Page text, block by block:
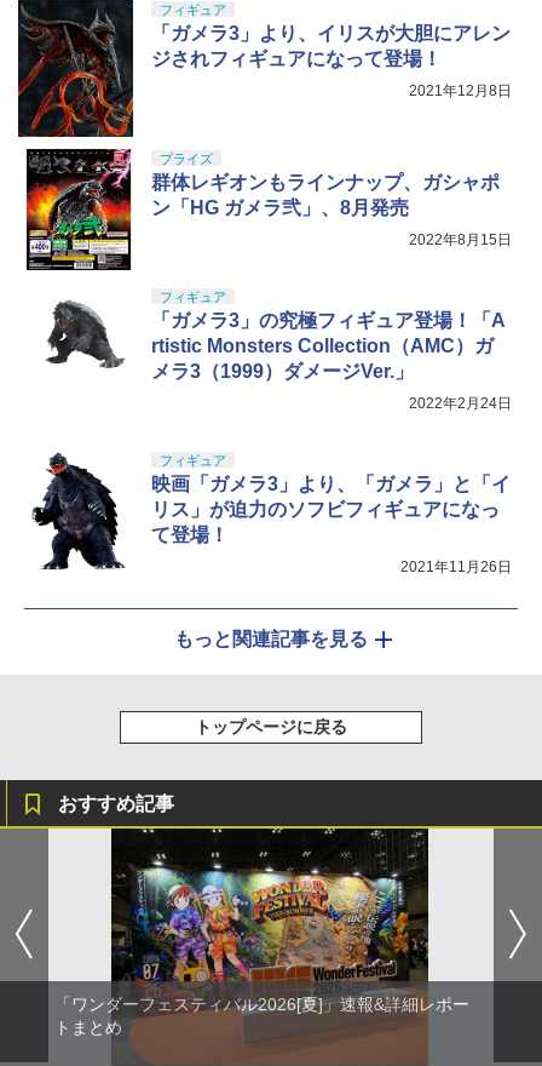
フィギュア
「ガメラ3」より、イリスが大胆にアレン
ジされフィギュアになって登場！
2021年12月8日
プライズ
群体レギオンもラインナップ、ガシャポ
ン「HG ガメラ弐」、8月発売
2022年8月15日
フィギュア
「ガメラ3」の究極フィギュア登場！「A
rtistic Monsters Collection（AMC）ガ
メラ3（1999）ダメージVer.」
2022年2月24日
フィギュア
映画「ガメラ3」より、「ガメラ」と「イ
リス」が迫力のソフビフィギュアになっ
て登場！
2021年11月26日
もっと関連記事を見る
トップページに戻る
おすすめ記事
「ワンダーフェスティバル2026[夏]」速報&詳細レポー
トまとめ